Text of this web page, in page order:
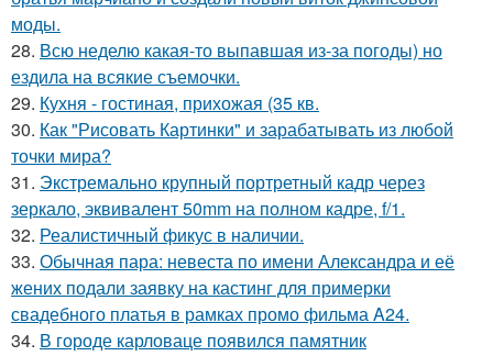
моды.
28. Всю неделю какая-то выпавшая из-за погоды) но
ездила на всякие съемочки.
29. Кухня - гостиная, прихожая (35 кв.
30. Как "Рисовать Картинки" и зарабатывать из любой
точки мира?
31. Экстремально крупный портретный кадр через
зеркало, эквивалент 50mm на полном кадре, f/1.
32. Реалистичный фикус в наличии.
33. Обычная пара: невеста по имени Александра и её
жених подали заявку на кастинг для примерки
свадебного платья в рамках промо фильма A24.
34. В городе карловаце появился памятник